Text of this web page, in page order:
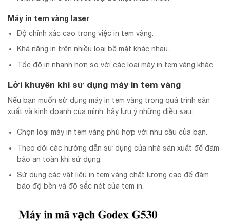
Máy in tem vàng laser
Độ chính xác cao trong việc in tem vàng.
Khả năng in trên nhiều loại bề mặt khác nhau.
Tốc độ in nhanh hơn so với các loại máy in tem vàng khác.
Lời khuyên khi sử dụng máy in tem vàng
Nếu bạn muốn sử dụng máy in tem vàng trong quá trình sản
xuất và kinh doanh của mình, hãy lưu ý những điều sau:
Chọn loại máy in tem vàng phù hợp với nhu cầu của bạn.
Theo dõi các hướng dẫn sử dụng của nhà sản xuất để đảm
bảo an toàn khi sử dụng.
Sử dụng các vật liệu in tem vàng chất lượng cao để đảm
bảo độ bền và độ sắc nét của tem in.